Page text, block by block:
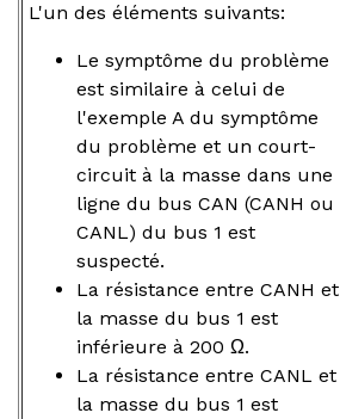
L'un des éléments suivants:
Le symptôme du problème
est similaire à celui de
l'exemple A du symptôme
du problème et un court-
circuit à la masse dans une
ligne du bus CAN (CANH ou
CANL) du bus 1 est
suspecté.
La résistance entre CANH et
la masse du bus 1 est
inférieure à 200 Ω.
La résistance entre CANL et
la masse du bus 1 est